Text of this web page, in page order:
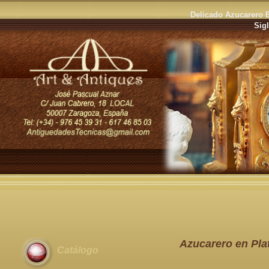
Delicado Azucarero
Catálogo
Azucarero en